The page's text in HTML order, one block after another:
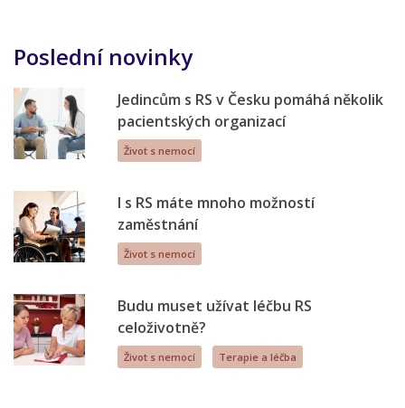
Poslední novinky
Jedincům s RS v Česku pomáhá několik
pacientských organizací
Život s nemocí
I s RS máte mnoho možností
zaměstnání
Život s nemocí
Budu muset užívat léčbu RS
celoživotně?
Život s nemocí Terapie a léčba